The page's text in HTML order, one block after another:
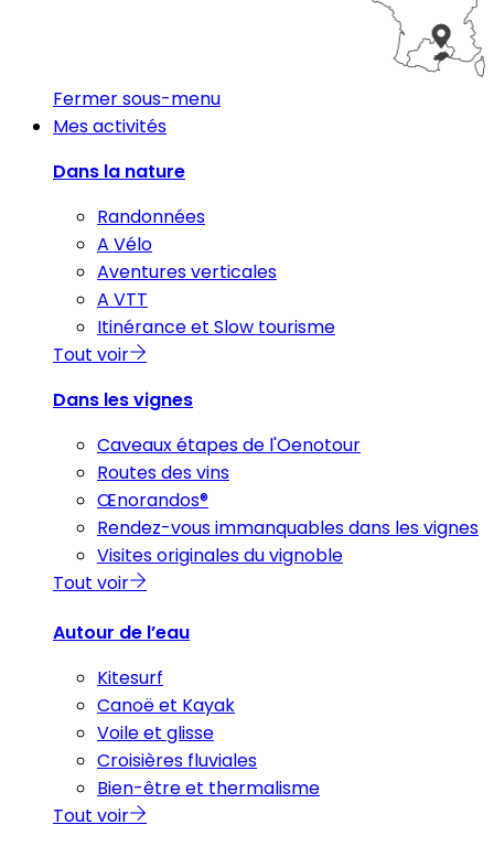
Fermer sous-menu
Mes activités
Dans la nature
Randonnées
A Vélo
Aventures verticales
A VTT
Itinérance et Slow tourisme
Tout voir
Dans les vignes
Caveaux étapes de l'Oenotour
Routes des vins
Œnorandos®
Rendez-vous immanquables dans les vignes
Visites originales du vignoble
Tout voir
Autour de l’eau
Kitesurf
Canoë et Kayak
Voile et glisse
Croisières fluviales
Bien-être et thermalisme
Tout voir